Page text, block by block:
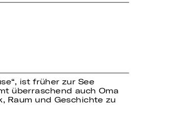
ist früher zur See
überraschend auch Oma
Raum und Geschichte zu